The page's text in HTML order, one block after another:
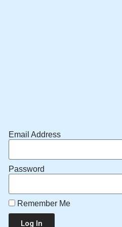
Email Address
Password
Remember Me
Log In